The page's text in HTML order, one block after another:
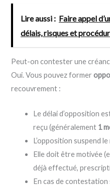
Lire aussi : Faire appel
délais, risques et
Peut-on contester une
Oui. Vous pouvez former
recouvrement :
Le délai d’opposition
reçu (généralement 1
L’opposition suspend
Elle doit être motivée
déjà effectué,
En cas de